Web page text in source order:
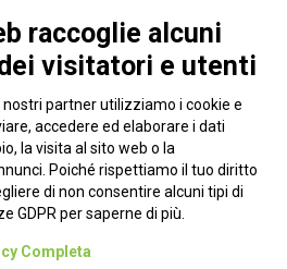
24 - 00198 Roma
raccoglie alcuni
visitatori e utenti
nostri partner utilizziamo i cookie e
accedere ed elaborare i dati
la visita al sito web o la
Poiché rispettiamo il tuo diritto
di non consentire alcuni tipi di
GDPR per saperne di più.
Completa